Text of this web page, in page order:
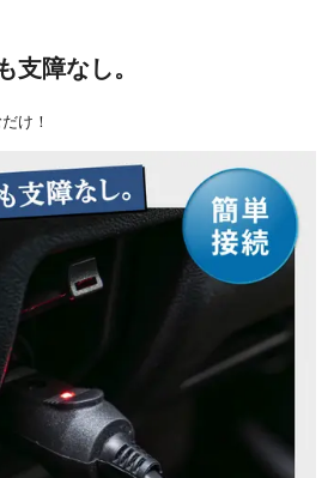
支障なし。
け！